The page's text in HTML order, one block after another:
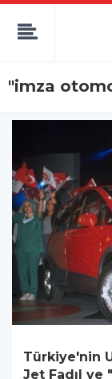
"imza
Türkiye'nin
Jet Fadıl ve